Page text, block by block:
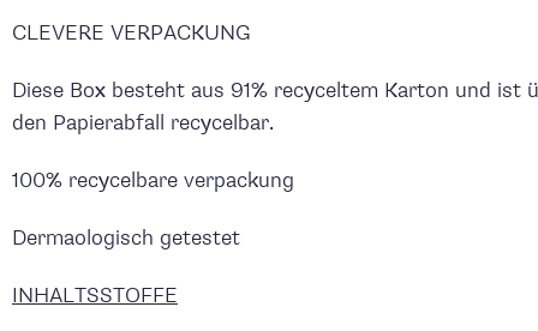
CLEVERE VERPACKUNG
Diese Box besteht aus 91% recyceltem Karton und ist
den Papierabfall recycelbar.
100% recycelbare verpackung
Dermaologisch getestet
INHALTSSTOFFE